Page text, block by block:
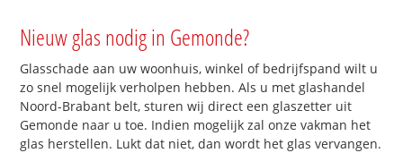
Nieuw glas nodig in Gemonde?
Glasschade aan uw woonhuis, winkel of bedrijfspand wilt u
zo snel mogelijk verholpen hebben. Als u met glashandel
Noord-Brabant belt, sturen wij direct een glaszetter uit
Gemonde naar u toe. Indien mogelijk zal onze vakman het
glas herstellen. Lukt dat niet, dan wordt het glas vervangen.